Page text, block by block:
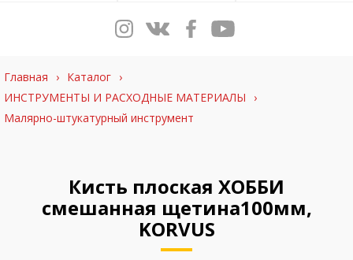
Главная › Каталог ›
ИНСТРУМЕНТЫ И РАСХОДНЫЕ МАТЕРИАЛЫ
›
Малярно-штукатурный инструмент
Кисть плоская ХОББИ
смешанная щетина100мм,
KORVUS